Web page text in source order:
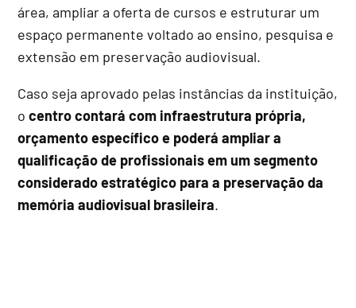
área, ampliar a oferta de cursos e estruturar um
espaço permanente voltado ao ensino, pesquisa e
extensão em preservação audiovisual.
Caso seja aprovado pelas instâncias da instituição,
ocentro contará com infraestrutura própria,
orçamento específico e poderá ampliar a
qualificação de profissionais em um segmento
considerado estratégico para a preservação da
memória audiovisual brasileira.